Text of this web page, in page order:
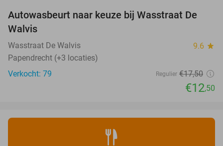
29%
Autowasbeurt naar keuze bij Wasstraat De
Walvis
Wasstraat De Walvis 9.6 star
Papendrecht (+3 locaties)
Verkocht: 79
Regulier €17,50
€12,50